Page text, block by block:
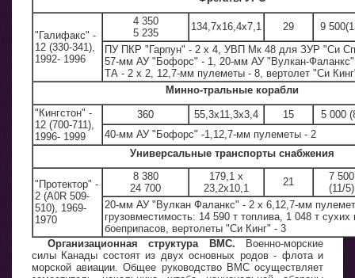
"Галифакс" -
12 (330-341),
1992- 1996
4 350
5 235
134,7x16,4x7,1 29
9
ПУ ПКР "Гарпун" - 2 х 4, УВП Мк 48 для ЗУР "Си
57-мм АУ "Бофорс" - 1, 20-мм АУ "Вулкан-
ТА - 2 х 2, 12,7-мм пулеметы - 8, вертолет "Си
Минно-тральные корабли
"Кингстон" -
12 (700-711),
1996- 1999
360 55,3x11,3x3,4 15
5 000
40-мм АУ "Бофорс" -1,12,7-мм пулеметы - 2
Универсальные транспорты снабжения
"Протектор" -
2 (A0R 509-
510), 1969-
1970
8 380
24 700
179,1 х
23,2x10,1
21
7 500
(11/5)
20-мм АУ "Вулкан Фаланкс" - 2 х 6,12,7-мм
грузовместимость: 14 590 т топлива, 1 048 т сухих
боеприпасов, вертолеты "Си Кинг" - 3
Организационная структура ВМС. Военно-морские
силы Канады состоят из двух основных родов - флота и
морской авиации. Общее руководство ВМС осуществляет